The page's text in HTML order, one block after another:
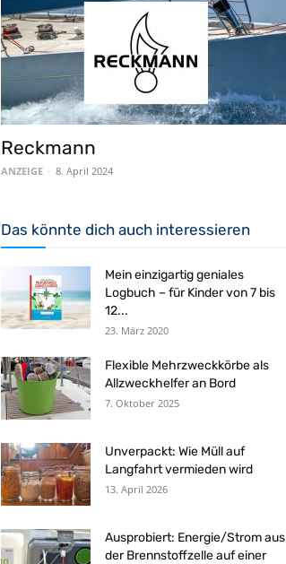
Reckmann
ANZEIGE - 8. April 2024
Das könnte dich auch interessieren
Mein einzigartig geniales
Logbuch – für Kinder von 7 bis
12...
23. März 2020
Flexible Mehrzweckkörbe als
Allzweckhelfer an Bord
7. Oktober 2025
Unverpackt: Wie Müll auf
Langfahrt vermieden wird
13. April 2026
Ausprobiert: Energie/Strom aus
der Brennstoffzelle auf einer